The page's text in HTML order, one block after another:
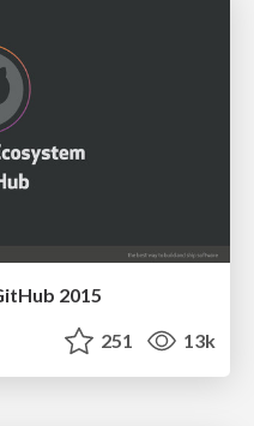
2015
251 13k